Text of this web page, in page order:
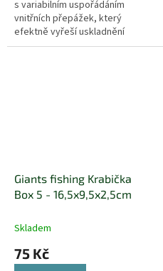
s variabilním uspořádáním
vnitřních přepážek, který
efektně vyřeší uskladnění
drobné rybářské bižuterie.
Giants fishing Krabička
Box 5 - 16,5x9,5x2,5cm
Skladem
75 Kč